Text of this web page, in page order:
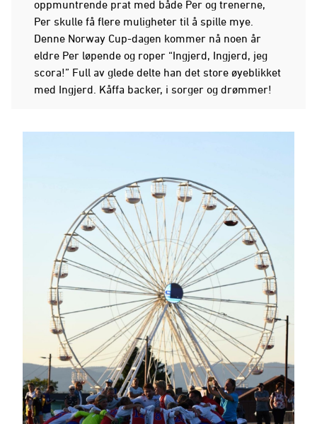
oppmuntrende prat med både Per og trenerne,
Per skulle få flere muligheter til å spille mye.
Denne Norway Cup-dagen kommer nå noen år
eldre Per løpende og roper “Ingjerd, Ingjerd, jeg
scora!” Full av glede delte han det store øyeblikket
med Ingjerd. Kåffa backer, i sorger og drømmer!